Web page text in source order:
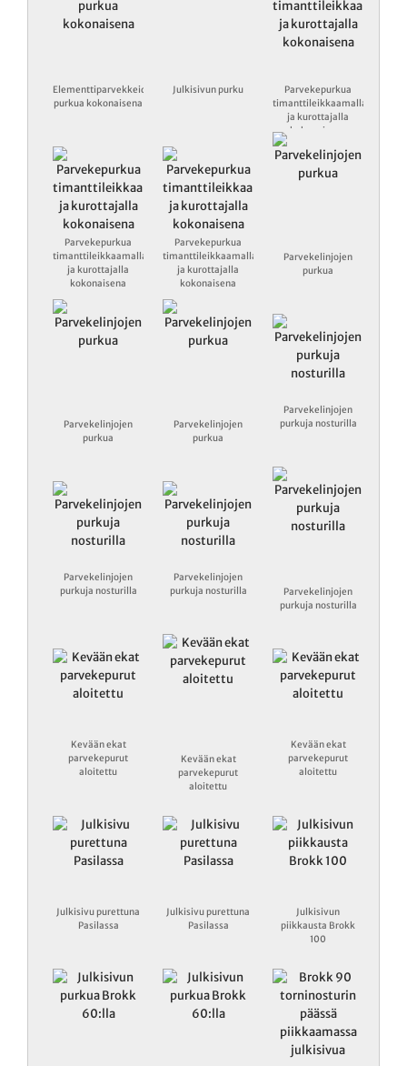
Elementtiparvekkeiden
purkua kokonaisena
Julkisivun purku
Parvekepurkua
timanttileikkaamalla
ja kurottajalla
kokonaisena
Parvekepurkua
timanttileikkaamalla
ja kurottajalla
kokonaisena
Parvekepurkua
timanttileikkaamalla
ja kurottajalla
kokonaisena
Parvekelinjojen
purkua
Parvekelinjojen
purkua
Parvekelinjojen
purkua
Parvekelinjojen
purkuja nosturilla
Parvekelinjojen
purkuja nosturilla
Parvekelinjojen
purkuja nosturilla
Parvekelinjojen
purkuja nosturilla
Kevään ekat
parvekepurut
aloitettu
Kevään ekat
parvekepurut
aloitettu
Kevään ekat
parvekepurut
aloitettu
Julkisivu purettuna
Pasilassa
Julkisivu purettuna
Pasilassa
Julkisivun
piikkausta Brokk
100